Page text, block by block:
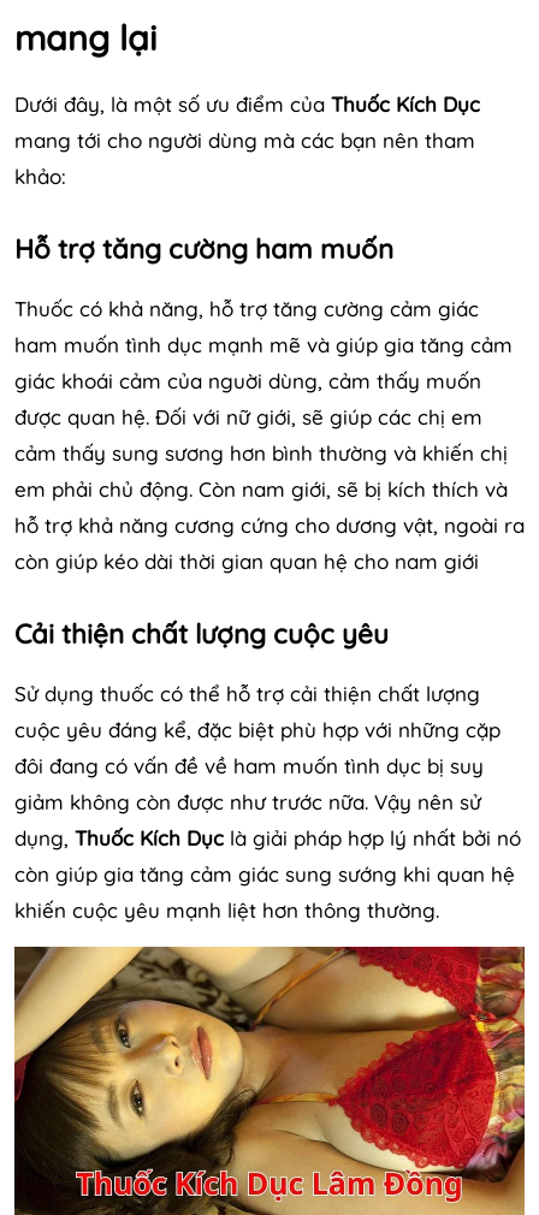
mang lại
Dưới đây, là một số ưu điểm của Thuốc Kích Dục
mang tới cho người dùng mà các bạn nên tham
khảo:
Hỗ trợ tăng cường ham muốn
Thuốc có khả năng, hỗ trợ tăng cường cảm giác
ham muốn tình dục mạnh mẽ và giúp gia tăng cảm
giác khoái cảm của nguời dùng, cảm thấy muốn
được quan hệ. Đối với nữ giới, sẽ giúp các chị em
cảm thấy sung sương hơn bình thường và khiến chị
em phải chủ động. Còn nam giới, sẽ bị kích thích và
hỗ trợ khả năng cương cứng cho dương vật, ngoài ra
còn giúp kéo dài thời gian quan hệ cho nam giới
Cải thiện chất lượng cuộc yêu
Sử dụng thuốc có thể hỗ trợ cải thiện chất lượng
cuộc yêu đáng kể, đặc biệt phù hợp với những cặp
đôi đang có vấn đề về ham muốn tình dục bị suy
giảm không còn được như trước nữa. Vậy nên sử
dụng, Thuốc Kích Dục là giải pháp hợp lý nhất bởi nó
còn giúp gia tăng cảm giác sung sướng khi quan hệ
khiến cuộc yêu mạnh liệt hơn thông thường.